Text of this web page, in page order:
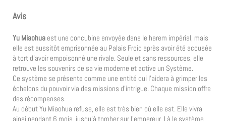
Avis
Yu Miaohua est une concubine envoyée dans le harem impérial, mais
elle est aussitôt emprisonnée au Palais Froid après avoir été accusée
à tort d’avoir empoisonné une rivale. Seule et sans ressources, elle
retrouve les souvenirs de sa vie moderne et active un Système.
Ce système se présente comme une entité qui l’aidera à grimper les
échelons du pouvoir via des missions d’intrigue. Chaque mission offre
des récompenses.
Au début Yu Miaohua refuse, elle est très bien où elle est. Elle vivra
ainsi pendant 6 mois, jusqu’à tomber sur l’empereur. Là le système